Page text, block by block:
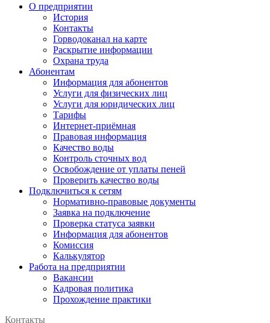
О предприятии
История
Контакты
Горводоканал на карте
Раскрытие информации
Охрана труда
Абонентам
Информация для абонентов
Услуги для физических лиц
Услуги для юридических лиц
Тарифы
Интернет-приёмная
Правовая информация
Качество воды
Контроль сточных вод
Освобождение от уплаты пеней
Проверить качество воды
Подключиться к сетям
Нормативно-правовые документы
Заявка на подключение
Проверка статуса заявки
Информация для абонентов
Комиссия
Калькулятор
Работа на предприятии
Вакансии
Кадровая политика
Прохождение практики
Контакты